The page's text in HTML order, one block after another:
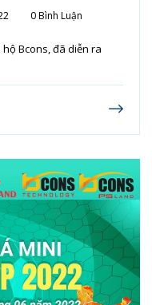
0 Bình Luận
Bcons, đã diễn ra